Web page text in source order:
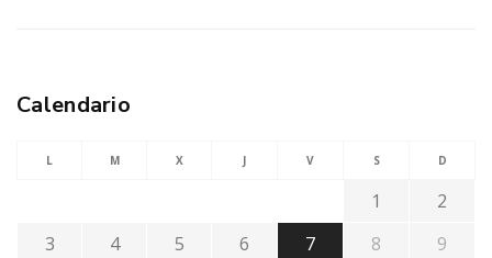
Calendario
L M X J V S D
1
2
3
4 5 6 7 8
9